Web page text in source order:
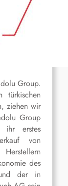
Group.
türkischen
ziehen wir
Group
erstes
von
des
und der in